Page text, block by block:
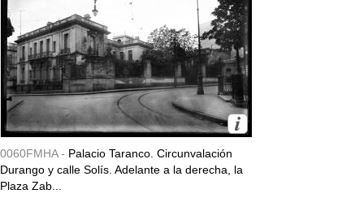
0060FMHA - Palacio Taranco. Circunvalación
Durango y calle Solís. Adelante a la derecha, la
Plaza Zab...